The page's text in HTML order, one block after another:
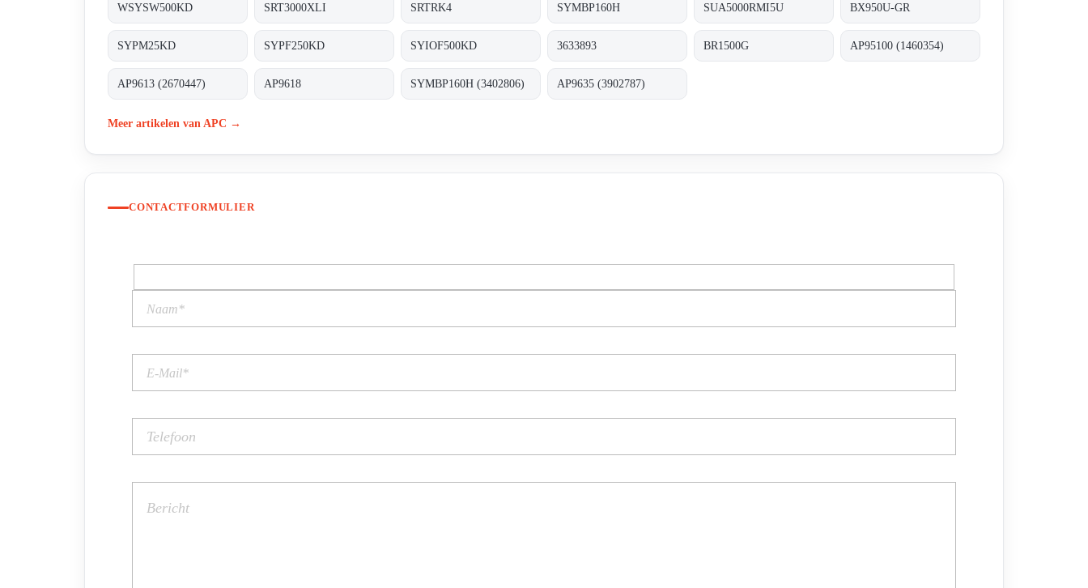
WSYSW500KD SRT3000XLI SRTRK4 SYMBP160H SUA5000RMI5U BX950U-GR
SYPM25KD SYPF250KD SYIOF500KD 3633893 BR1500G AP95100 (1460354)
AP9613 (2670447) AP9618 SYMBP160H (3402806) AP9635 (3902787)
Meer artikelen van APC →
CONTACTFORMULIER